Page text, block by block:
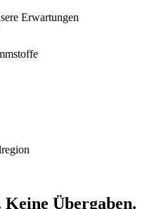
Erwartungen
Keine Übergaben.